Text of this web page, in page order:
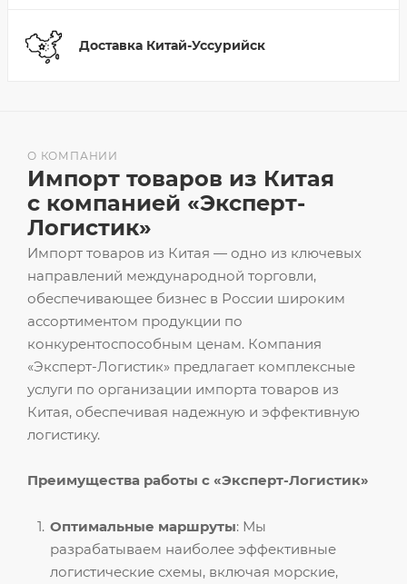
Доставка Китай-Уссурийск
Импорт товаров из Китая — одно из ключевых
направлений международной торговли,
обеспечивающее бизнес в России широким
ассортиментом продукции по
конкурентоспособным ценам. Компания
«Эксперт-Логистик» предлагает комплексные
услуги по организации импорта товаров из
Китая, обеспечивая надежную и эффективную
логистику.
Преимущества работы с «Эксперт-Логистик»
Оптимальные маршруты: Мы
разрабатываем наиболее эффективные
логистические схемы, включая морские,
О КОМПАНИИ
Импорт товаров из Китая
с компанией «Эксперт-
Логистик»